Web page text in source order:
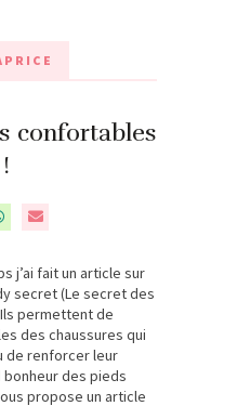
confortables
j’ai fait un article sur
secret (Le secret des
permettent de
des chaussures qui
de renforcer leur
des pieds
propose un article